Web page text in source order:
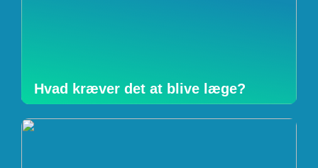
Hvad kræver det at blive læge?